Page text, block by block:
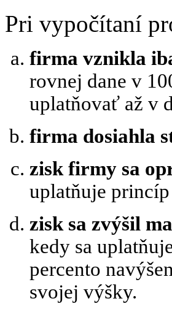
Pri vypočítaní
firma vznikla
rovnej dane v
uplatňovať až v
firma dosiahla
zisk firmy sa
uplatňuje
zisk sa zvýšil
kedy sa
percento
svojej výšky.